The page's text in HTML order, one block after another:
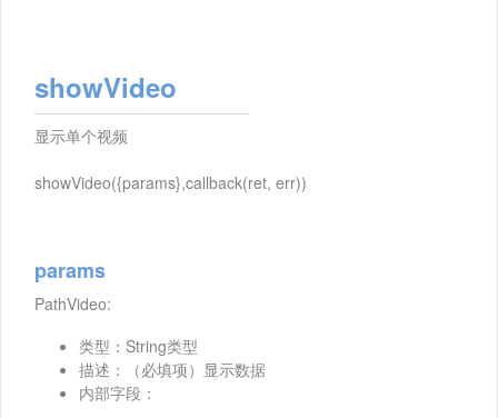
showVideo
显示单个视频
showVideo({params},callback(ret, err))
params
PathVideo:
类型：String类型
描述：（必填项）显示数据
内部字段：